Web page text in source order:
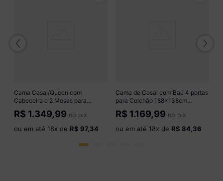
Cama Casal/Queen com
Cabeceira e 2 Mesas para
Colchão 198x158cm Multimóveis
CR40144 Mel
R$ 1.349,99 no pix
ou em até 18x de R$ 97,34
Cama de Casal com Baú 4 portas
para Colchão 188x138cm
Multimóveis CR40132 Branco
R$ 1.169,99 no pix
ou em até 18x de R$ 84,36